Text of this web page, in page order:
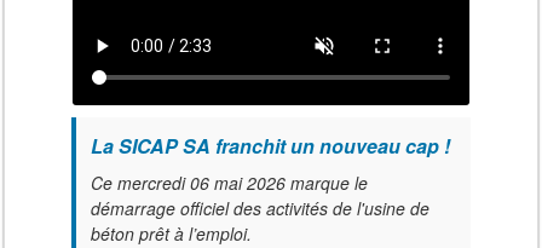
La SICAP SA franchit un nouveau cap !
Ce mercredi 06 mai 2026 marque le
démarrage officiel des activités de l'usine de
béton prêt à l’emploi.